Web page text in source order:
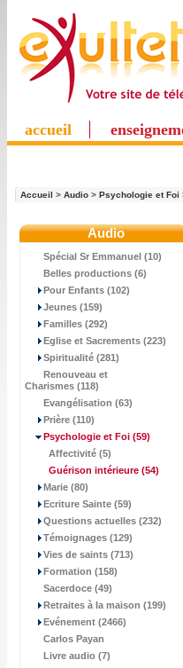
accueil
Accueil > Audio > Psychologie et Foi
Audio
Spécial Sr Emmanuel (10)
Belles productions (6)
Pour Enfants (102)
Jeunes (159)
Familles (292)
Eglise et Sacrements (223)
Spiritualité (281)
Renouveau et
Charismes (118)
Evangélisation (63)
Prière (110)
Psychologie et Foi (59)
Affectivité (5)
Guérison intérieure (54)
Marie (80)
Ecriture Sainte (59)
Questions actuelles (232)
Témoignages (129)
Vies de saints (713)
Formation (158)
Sacerdoce (49)
Retraites à la maison (199)
Evénement (2466)
Carlos Payan
Livre audio (7)